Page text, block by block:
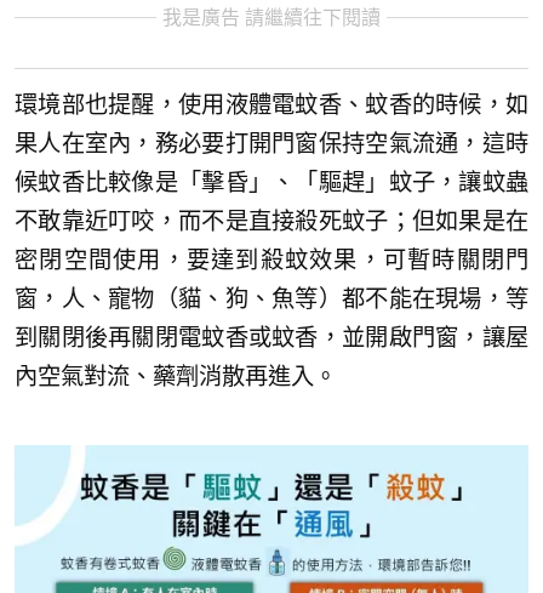
我是廣告 請繼續往下閱讀
環境部也提醒，使用液體電蚊香、蚊香的時候，如
果人在室內，務必要打開門窗保持空氣流通，這時
候蚊香比較像是「擊昏」、「驅趕」蚊子，讓蚊蟲
不敢靠近叮咬，而不是直接殺死蚊子；但如果是在
密閉空間使用，要達到殺蚊效果，可暫時關閉門
窗，人、寵物（貓、狗、魚等）都不能在現場，等
到關閉後再關閉電蚊香或蚊香，並開啟門窗，讓屋
內空氣對流、藥劑消散再進入。